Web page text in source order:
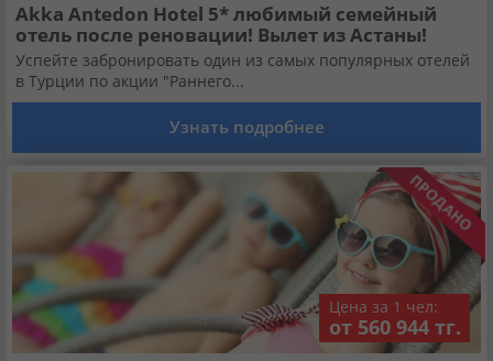
Загрузить приложение из Google Play
Akka Antedon Hotel 5* любимый семейный
отель после реновации! Вылет из Астаны!
Успейте забронировать один из самых популярных отелей
в Турции по акции "Раннего...
Узнать подробнее
Цена за 1 чел:
от 560 944 тг.